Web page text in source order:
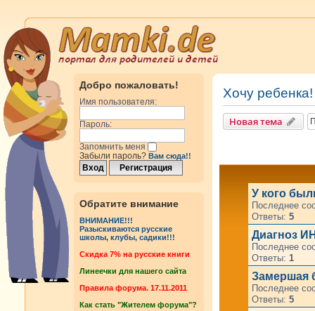
Добро пожаловать!
Имя пользователя:
Пароль:
Запомнить меня
Забыли пароль? Вам сюда!!
Обратите внимание
ВНИМАНИЕ!!!
Разыскиваются русские
школы, клубы, садики!!!
Cкидка 7% на русские книги
Линеечки для нашего сайта
Правила форума. 17.11.2011
Как стать "Жителем форума"?
Хочу ребенка!
Новая тема
У кого
Последнее
Ответы: 5
Диагноз
Последнее
Ответы: 1
Замершая
Последнее
Ответы: 5